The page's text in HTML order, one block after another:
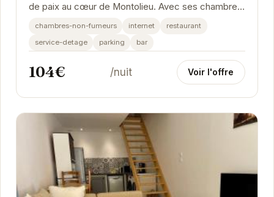
de paix au cœur de Montolieu. Avec ses chambres
élégantes et son atmosphère chaleureuse, cet...
chambres-non-fumeurs internet
restaurant
service-detage
parking bar
104€ /nuit Voir l'offre